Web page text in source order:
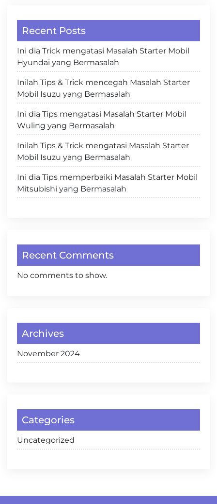
Recent Posts
Ini dia Trick mengatasi Masalah Starter Mobil
Hyundai yang Bermasalah
Inilah Tips & Trick mencegah Masalah Starter
Mobil Isuzu yang Bermasalah
Ini dia Tips mengatasi Masalah Starter Mobil
Wuling yang Bermasalah
Inilah Tips & Trick mengatasi Masalah Starter
Mobil Isuzu yang Bermasalah
Ini dia Tips memperbaiki Masalah Starter Mobil
Mitsubishi yang Bermasalah
Recent Comments
No comments to show.
Archives
November 2024
Categories
Uncategorized